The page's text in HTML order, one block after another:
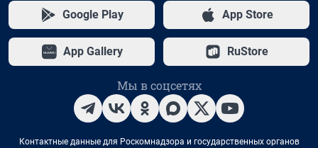
Google Play App Store
App Gallery RuStore
Мы в соцсетях
Контактные данные для Роскомнадзора и государственных органов